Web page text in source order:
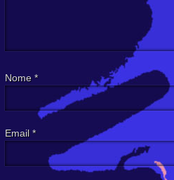
Nome *
Email *